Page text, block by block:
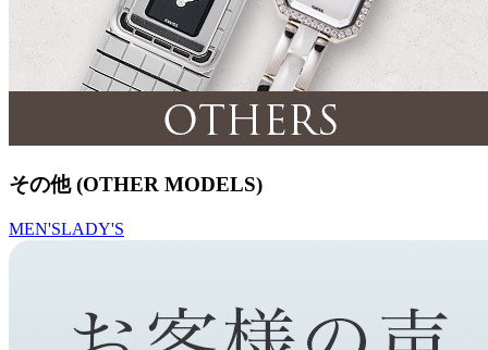
その他 (OTHER MODELS)
MEN'SLADY'S